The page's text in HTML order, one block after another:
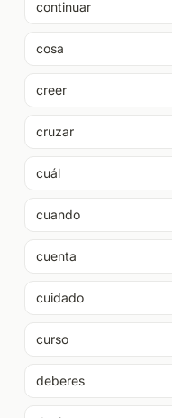
continuar
cosa
creer
cruzar
cuál
cuando
cuenta
cuidado
curso
deberes